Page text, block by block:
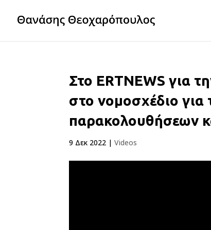
Στο ERTNEWS για
στο νομοσχέδιο
παρακολουθήσεων
9 Δεκ 2022 |Videos